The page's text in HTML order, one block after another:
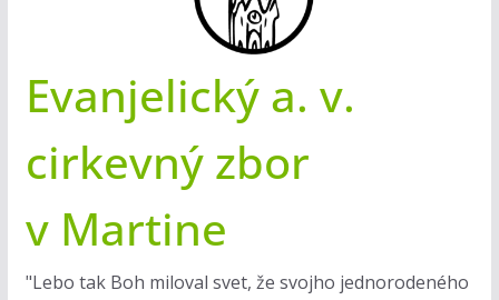
Evanjelický a. v.
cirkevný zbor
v Martine
"Lebo tak Boh miloval svet, že svojho jednorodeného